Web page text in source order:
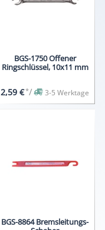
BGS-1750 Offener
Ringschlüssel, 10x11 mm
2,59 €*/ 3-5 Werktage
BGS-8864 Bremsleitungs-